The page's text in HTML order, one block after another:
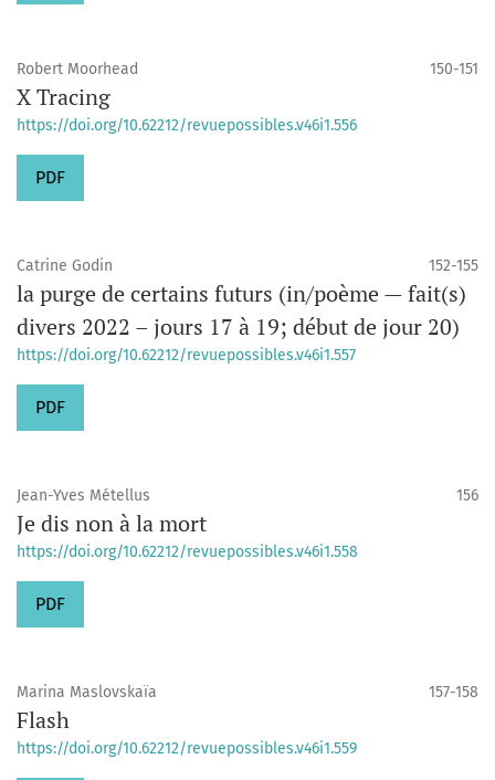
Robert Moorhead 150-151
X Tracing
https://doi.org/10.62212/revuepossibles.v46i1.556
PDF
Catrine Godin 152-155
la purge de certains futurs (in/poème — fait(s)
divers 2022 – jours 17 à 19; début de jour 20)
https://doi.org/10.62212/revuepossibles.v46i1.557
PDF
Jean-Yves Métellus 156
Je dis non à la mort
https://doi.org/10.62212/revuepossibles.v46i1.558
PDF
Marina Maslovskaïa 157-158
Flash
https://doi.org/10.62212/revuepossibles.v46i1.559